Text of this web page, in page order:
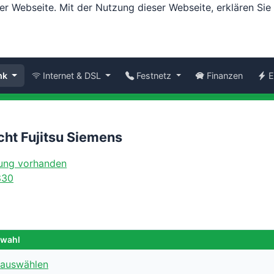
Webseite. Mit der Nutzung dieser Webseite, erklären
Internet & DSL Festnetz Finanzen
Fujitsu Siemens